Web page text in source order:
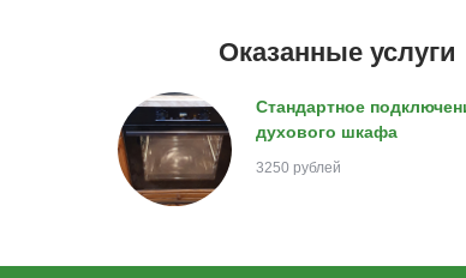
Оказанные услуги
Стандартное
духового шкафа
3250 рублей